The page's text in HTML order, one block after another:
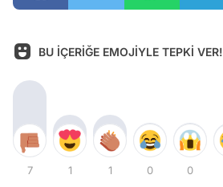
BU İÇERİĞE EMOJİYLE TEPKİ VER!
7 1 1 0 0